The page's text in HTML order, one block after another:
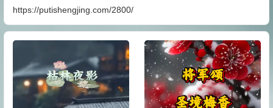
https://putishengjing.com/2800/